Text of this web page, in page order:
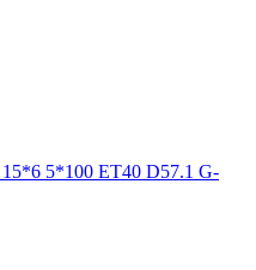
5*100 ET40 D57.1 G-